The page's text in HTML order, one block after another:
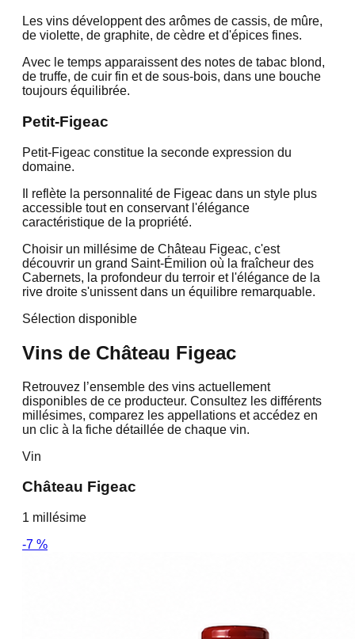
Les vins développent des arômes de cassis, de mûre,
de violette, de graphite, de cèdre et d'épices fines.
Avec le temps apparaissent des notes de tabac blond,
de truffe, de cuir fin et de sous-bois, dans une bouche
toujours équilibrée.
Petit-Figeac
Petit-Figeac constitue la seconde expression du
domaine.
Il reflète la personnalité de Figeac dans un style plus
accessible tout en conservant l'élégance
caractéristique de la propriété.
Choisir un millésime de Château Figeac, c'est
découvrir un grand Saint-Émilion où la fraîcheur des
Cabernets, la profondeur du terroir et l'élégance de la
rive droite s'unissent dans un équilibre remarquable.
Sélection disponible
Vins de Château Figeac
Retrouvez l’ensemble des vins actuellement
disponibles de ce producteur. Consultez les différents
millésimes, comparez les appellations et accédez en
un clic à la fiche détaillée de chaque vin.
Vin
Château Figeac
1 millésime
-7 %